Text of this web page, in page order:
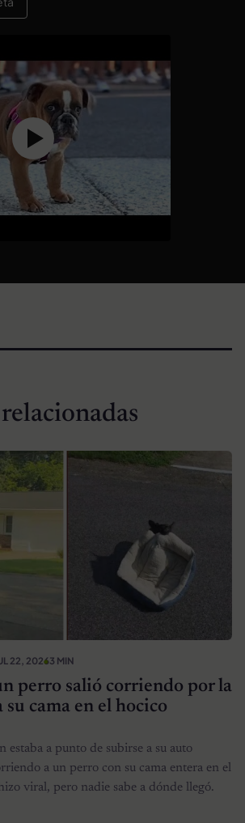
22, 20263 MIN
perro salió corriendo por la
su cama en el hocico
estaba a punto de subirse a su auto
a un perro con su cama entera en el
viral, pero nadie sabe a dónde llegó.